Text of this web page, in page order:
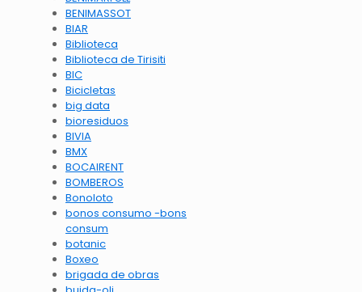
BENIMASSOT
BIAR
Biblioteca
Biblioteca de Tirisiti
BIC
Bicicletas
big data
bioresiduos
BIVIA
BMX
BOCAIRENT
BOMBEROS
Bonoloto
bonos consumo -bons
consum
botanic
Boxeo
brigada de obras